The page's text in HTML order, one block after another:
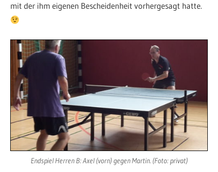
mit der ihm eigenen Bescheidenheit vorhergesagt hatte.
Endspiel Herren B: Axel (vorn) gegen Martin. (Foto: privat)